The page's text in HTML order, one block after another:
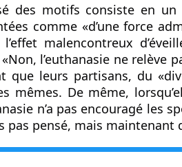
des motifs consiste en
comme «d’une force
malencontreux
l’euthanasie ne relève
que leurs partisans, du
mêmes. De même,
n’a pas encouragé les
pas pensé, mais maintenant